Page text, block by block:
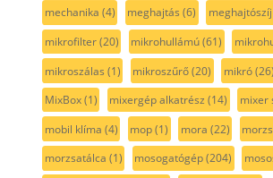
mechanika (4) meghajtás (6) meghajtószíj
mikrofilter(20) mikrohullámú(61)
mikroszálas (1) mikroszűrő(20) mikró(26)
MixBox(1) mixergép alkatrész (14) mixer
mobil klíma (4) mop(1) mora (22)
morzsatálca (1) mosogatógép(204)